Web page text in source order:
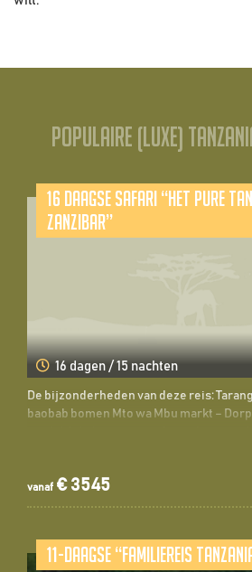
Populaire (luxe)
16 daagse safari “Het pure
Zanzibar”
16 dagen / 15 nachten
De bijzonderheden van deze reis:
baobab bomen Mto wa Mbu markt –
Ndutu – Off road safaris! Serengeti
een heerlijk ...
vanaf € 3545
11-daagse “Familiereis